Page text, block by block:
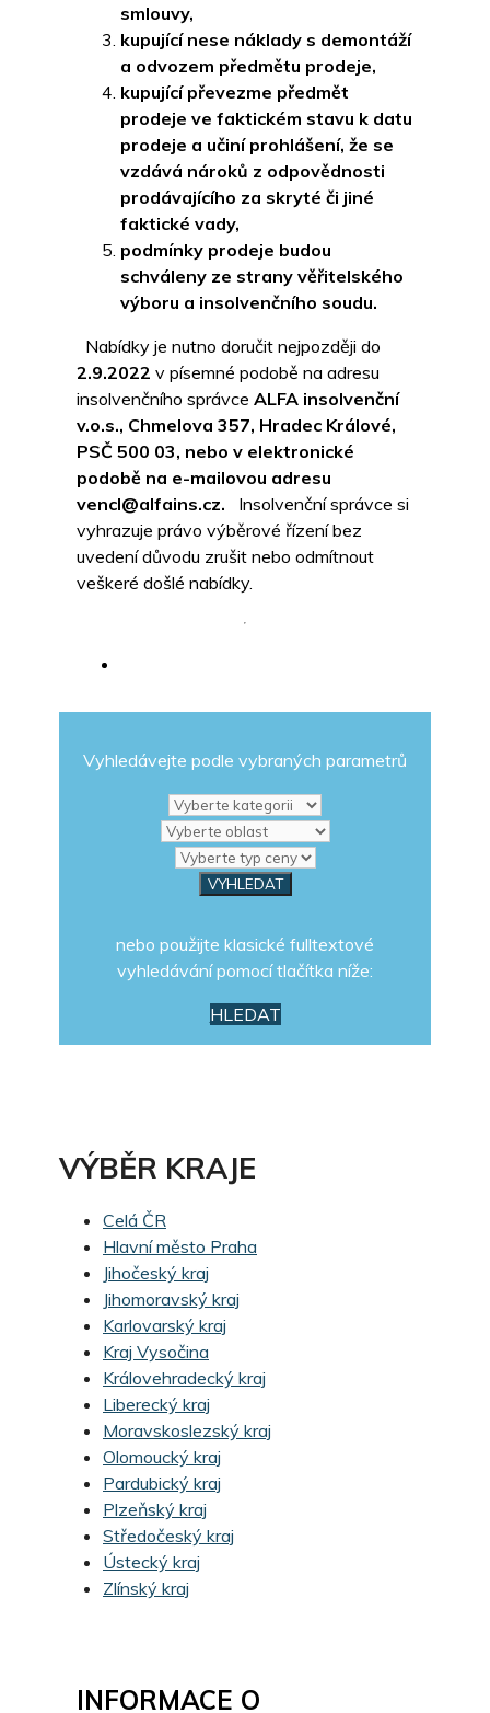
smlouvy,
kupující nese náklady s demontáží
a odvozem předmětu prodeje,
kupující převezme předmět
prodeje ve faktickém stavu k datu
prodeje a učiní prohlášení, že se
vzdává nároků z odpovědnosti
prodávajícího za skryté či jiné
faktické vady,
podmínky prodeje budou
schváleny ze strany věřitelského
výboru a insolvenčního soudu.
Nabídky je nutno doručit nejpozději do
2.9.2022 v písemné podobě na adresu
insolvenčního správce ALFA insolvenční
v.o.s., Chmelova 357, Hradec Králové,
PSČ 500 03, nebo v elektronické
podobě na e-mailovou adresu
vencl@alfains.cz. Insolvenční správce si
vyhrazuje právo výběrové řízení bez
uvedení důvodu zrušit nebo odmítnout
veškeré došlé nabídky.
Vyhledávejte podle vybraných parametrů
nebo použijte klasické fulltextové
vyhledávání pomocí tlačítka níže:
HLEDAT
VÝBĚR KRAJE
Celá ČR
Hlavní město Praha
Jihočeský kraj
Jihomoravský kraj
Karlovarský kraj
Kraj Vysočina
Královehradecký kraj
Liberecký kraj
Moravskoslezský kraj
Olomoucký kraj
Pardubický kraj
Plzeňský kraj
Středočeský kraj
Ústecký kraj
Zlínský kraj
INFORMACE O